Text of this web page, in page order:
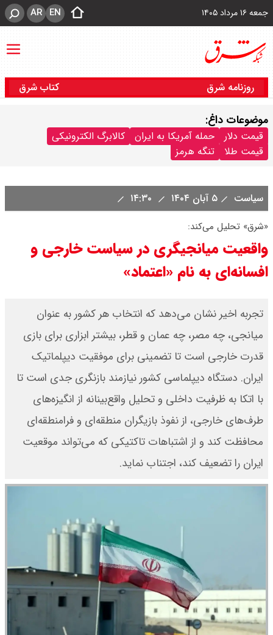
جمعه ۱۶ مرداد ۱۴۰۵ EN
AR
روزنامه شرق کتاب شرق
موضوعات داغ:
قیمت دلار حمله آمریکا به ایران
کالابرگ الکترونیکی
قیمت طلا
تنگه هرمز
سیاست ۵ آبان ۱۴۰۴
«شرق» تحلیل می‌کند:
واقعیت میانجیگری در سیاست خارجی و
افسانه‌ای به نام «اعتماد»
تجربه اخیر نشان می‌دهد که انتخاب هر کشور به عنوان
میانجی، چه مصر، چه عمان و قطر، بیشتر ابزاری برای بازی
قدرت خارجی است تا تضمینی برای موفقیت دیپلماتیک
ایران. دستگاه دیپلماسی کشور نیازمند بازنگری جدی است تا
با اتکا به ظرفیت داخلی و تحلیل واقع‌بینانه از انگیزه‌های
طرف‌های خارجی، از نفوذ بازیگران منطقه‌ای و فرامنطقه‌ای
محافظت کند و از اشتباهات تاکتیکی که می‌تواند موقعیت
ایران را تضعیف کند، اجتناب نماید.